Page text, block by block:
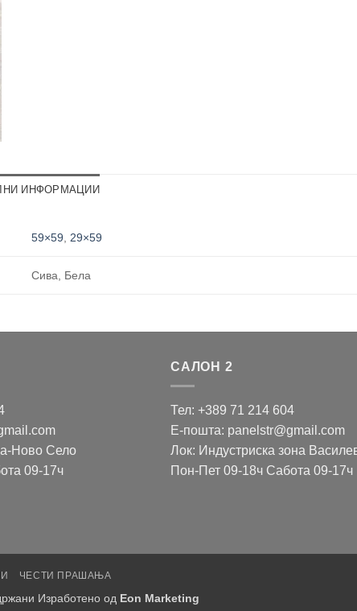
ИНФОРМАЦИИ
59×59 29×59
Сива, Бела
Ново Село
09-17ч
САЛОН 2
Тел: +389 71 214 604
Е-пошта: panelstr@gmail.com
Лок: Индустриска зона
Пон-Пет 09-18ч Сабота 09-17ч
ЧЕСТИ ПРАШАЊА
Изработено од Eon Marketing